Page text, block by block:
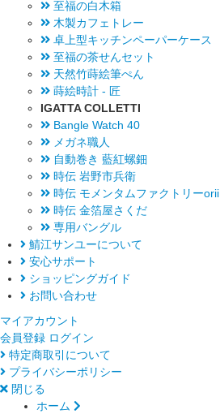
至福の白木箱
木製カフェトレー
卓上型キッチンペーパーケース
至福の茶せんセット
天然竹蒔絵筆ぺん
蒔絵時計 - 匠
IGATTA COLLETTI
Bangle Watch 40
メガネ職人
自動巻き 藍紅螺鈿
時伝 岩野市兵衛
時伝 モメンタムファクトリーorii
時伝 金箔屋さくだ
専用バングル
鯖江サンユーについて
安心サポート
ショッピングガイド
お問い合わせ
マイアカウント
会員登録 ログイン
特定商取引について
プライバシーポリシー
閉じる
ホーム